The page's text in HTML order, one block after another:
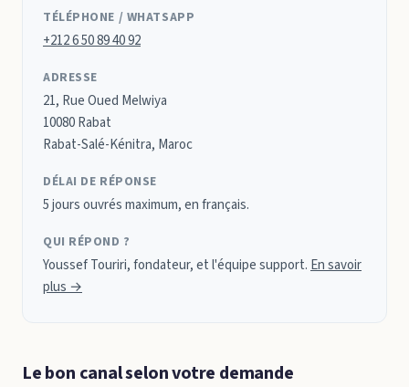
TÉLÉPHONE / WHATSAPP
+212 6 50 89 40 92
ADRESSE
21, Rue Oued Melwiya
10080 Rabat
Rabat-Salé-Kénitra, Maroc
DÉLAI DE RÉPONSE
5 jours ouvrés maximum, en français.
QUI RÉPOND ?
Youssef Touriri, fondateur, et l'équipe support. En savoir
plus →
Le bon canal selon votre demande